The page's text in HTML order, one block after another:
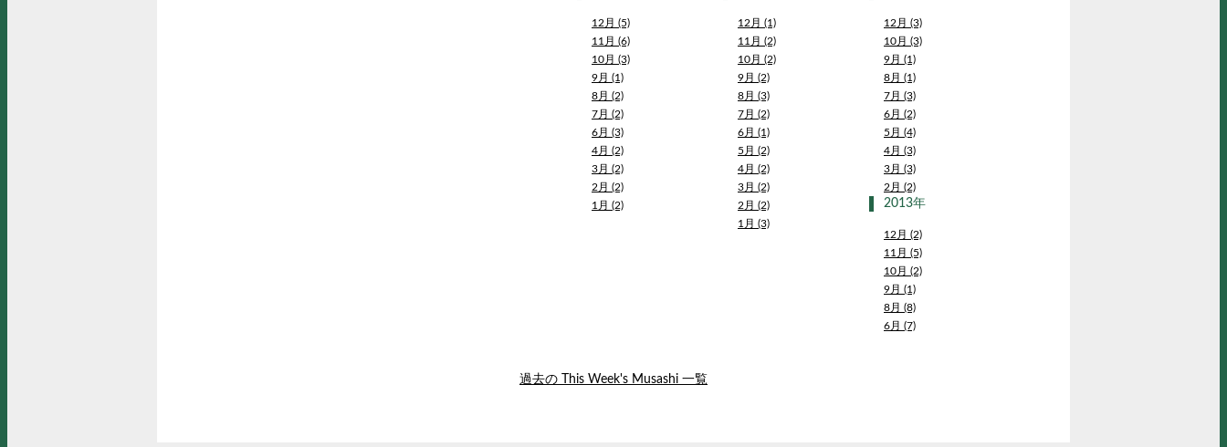
12月 (5)
11月 (6)
10月 (3)
9月 (1)
8月 (2)
7月 (2)
6月 (3)
4月 (2)
3月 (2)
2月 (2)
1月 (2)
12月 (1)
11月 (2)
10月 (2)
9月 (2)
8月 (3)
7月 (2)
6月 (1)
5月 (2)
4月 (2)
3月 (2)
2月 (2)
1月 (3)
12月 (3)
10月 (3)
9月 (1)
8月 (1)
7月 (3)
6月 (2)
5月 (4)
4月 (3)
3月 (3)
2月 (2)
2013年
12月 (2)
11月 (5)
10月 (2)
9月 (1)
8月 (8)
6月 (7)
過去の This Week's Musashi 一覧